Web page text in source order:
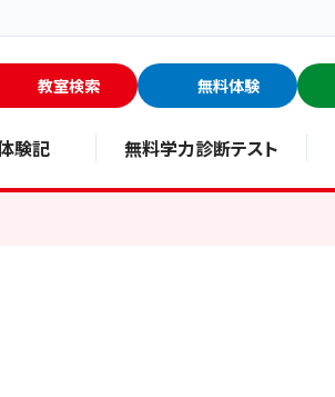
教室検索 無料体験
験記 無料学力診断テスト